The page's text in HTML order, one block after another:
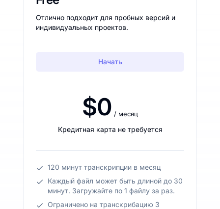
Отлично подходит для пробных версий и
индивидуальных проектов.
Начать
$0 / месяц
Кредитная карта не требуется
120 минут транскрипции в месяц
Каждый файл может быть длиной до 30
минут. Загружайте по 1 файлу за раз.
Ограничено на транскрибацию 3